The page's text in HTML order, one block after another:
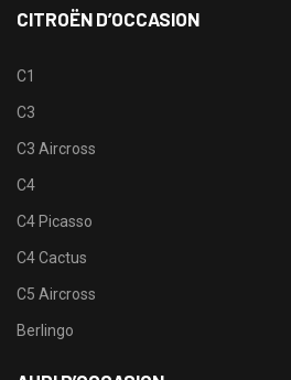
CITROËN D’OCCASION
C1
C3
C3 Aircross
C4
C4 Picasso
C4 Cactus
C5 Aircross
Berlingo